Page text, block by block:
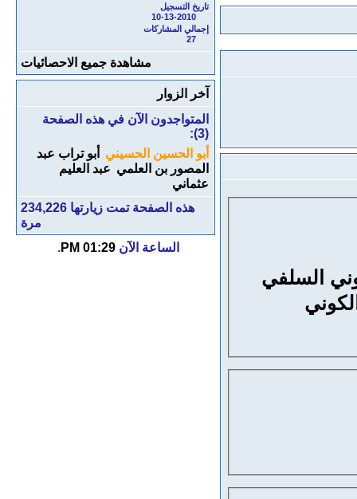
السلفي
تاريخ التسجيل
10-13-2010
إجمالي المشاركات
27
مشاهدة جميع الاحصائيات
آخر الزوار
المتواجدون الآن في هذه الصفحة
(3):
أبو الحسين الحسيني
أبو تراب عبد
المصور بن العلمي عبد العليم
عثماني
هذه الصفحة تمت زيارتها 234,226
مرة
الساعة الآن01:29 PM
.